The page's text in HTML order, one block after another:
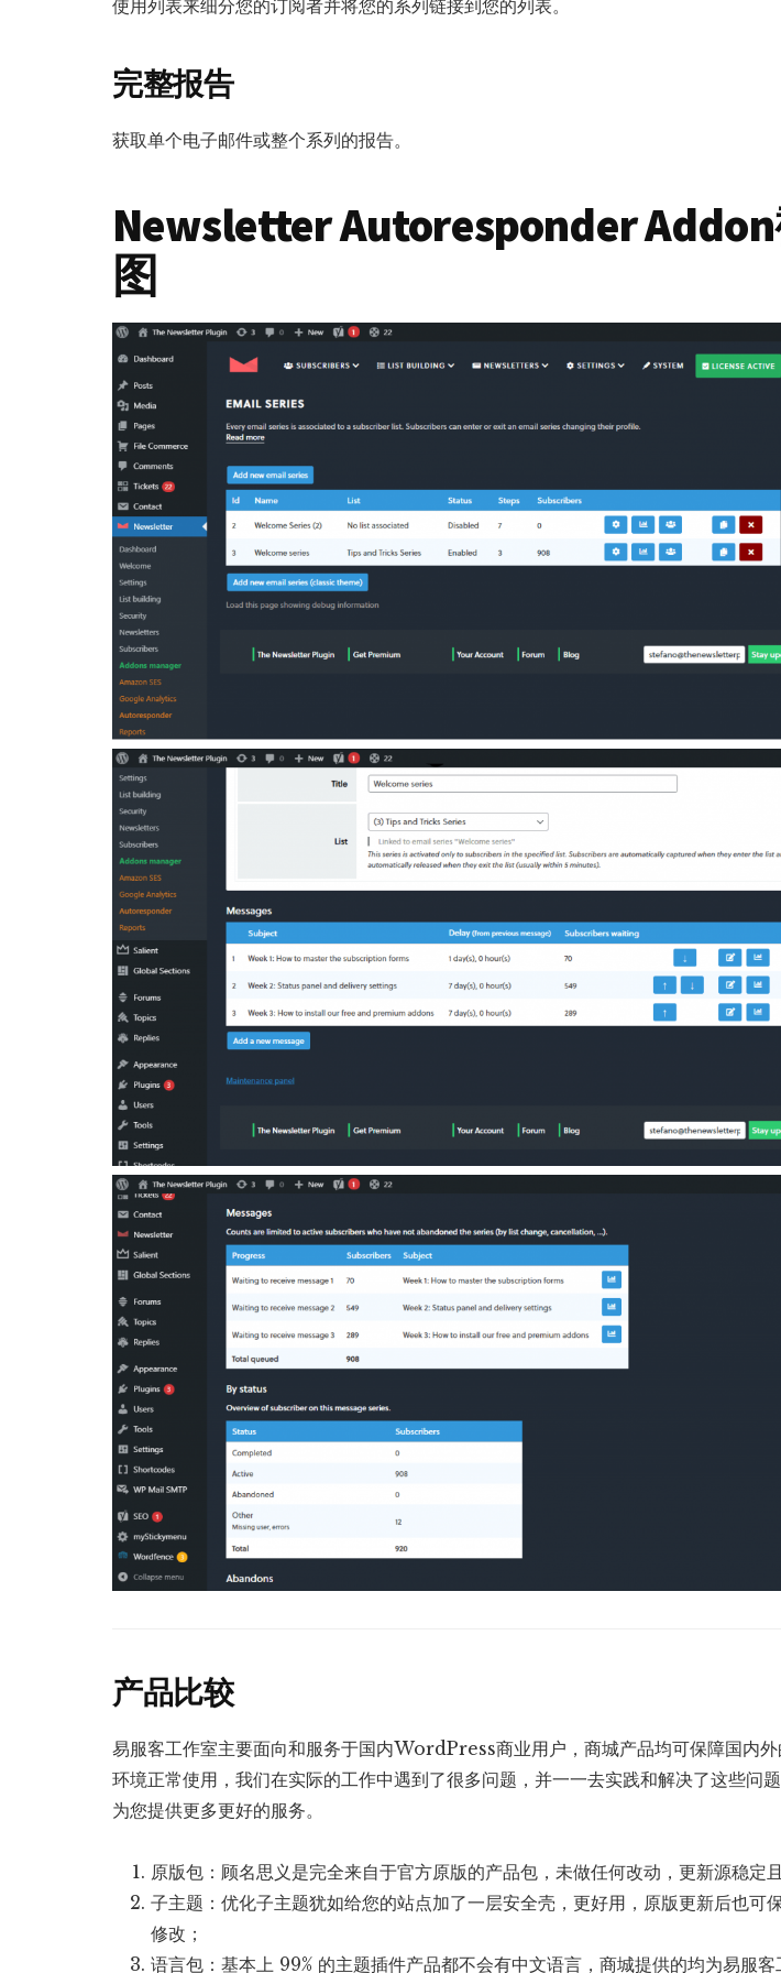
使用列表来细分您的订阅者并将您的系列链接到您的列表。
完整报告
获取单个电子邮件或整个系列的报告。
Newsletter Autoresponder
图
产品比较
易服客工作室主要面向和服务于国内WordPress商业用户，商城产品均可保障国内外
环境正常使用，我们在实际的工作中遇到了很多问题，并一一去实践和解决了这些问
为您提供更多更好的服务。
原版包：顾名思义是完全来自于官方原版的产品包，未做任何改动，更新源稳定
子主题：优化子主题犹如给您的站点加了一层安全壳，更好用，原版更新后也可
修改；
语言包：基本上 99% 的主题插件产品都不会有中文语言，商城提供的均为易服客